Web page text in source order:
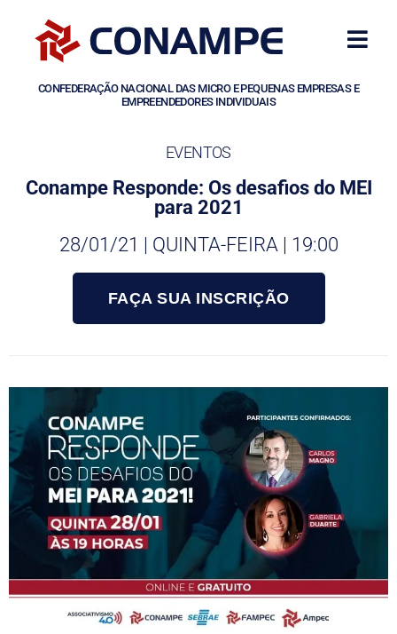
CONFEDERAÇÃO NACIONAL DAS MICRO E PEQUENAS EMPRESAS E
EMPREENDEDORES INDIVIDUAIS
EVENTOS
Conampe Responde: Os desafios do MEI
para 2021
28/01/21 | QUINTA-FEIRA | 19:00
FAÇA SUA INSCRIÇÃO